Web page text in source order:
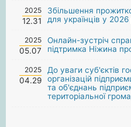
2025
12.31
Збільшення
для українців у 2026
2025
05.07
Онлайн-зустріч
підтримка Ніжина
2025
04.29
До уваги суб'єктів
організацій
та об'єднань
територіальної